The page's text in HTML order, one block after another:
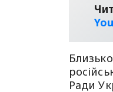
Ради